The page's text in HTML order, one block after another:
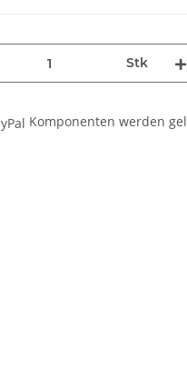
Stk
Komponenten werden